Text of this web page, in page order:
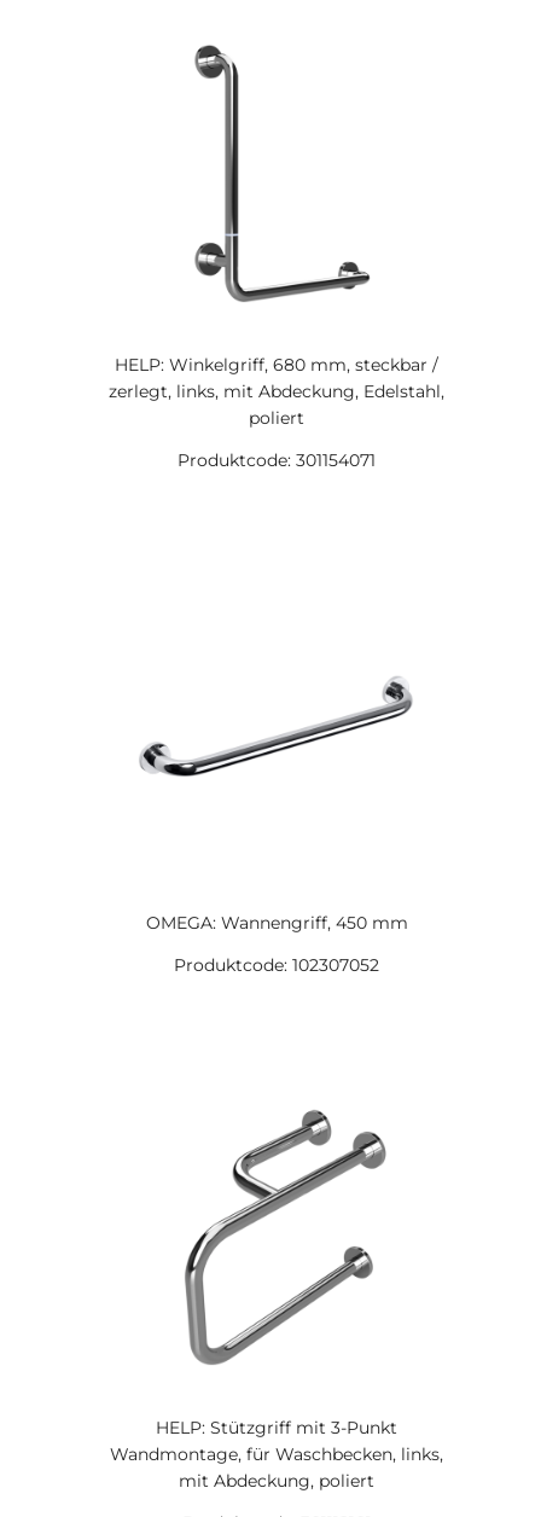
HELP: Winkelgriff, 680 mm, steckbar /
zerlegt, links, mit Abdeckung, Edelstahl,
poliert
Produktcode: 301154071
OMEGA: Wannengriff, 450 mm
Produktcode: 102307052
HELP: Stützgriff mit 3-Punkt
Wandmontage, für Waschbecken, links,
mit Abdeckung, poliert